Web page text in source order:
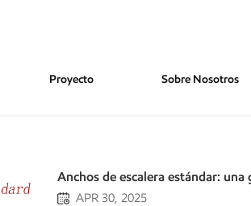
Proyecto Sobre Nosotros
Anchos de escalera estándar:
APR 30, 2025